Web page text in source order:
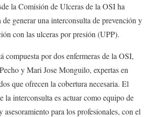
la Comisión de Ulceras de la OSI ha
generar una interconsulta de prevención y
con las ulceras por presión (UPP).
compuesta por dos enfermeras de la OSI,
y Mari Jose Monguilo, expertas en
que ofrecen la cobertura necesaria. El
la interconsulta es actuar como equipo de
asesoramiento para los profesionales, con el